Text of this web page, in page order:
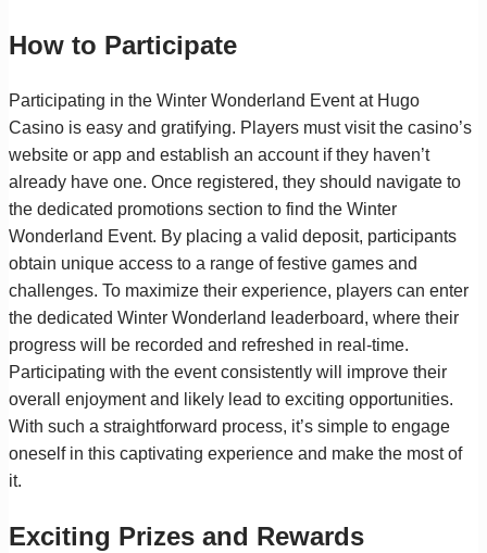
How to Participate
Participating in the Winter Wonderland Event at Hugo
Casino is easy and gratifying. Players must visit the casino’s
website or app and establish an account if they haven’t
already have one. Once registered, they should navigate to
the dedicated promotions section to find the Winter
Wonderland Event. By placing a valid deposit, participants
obtain unique access to a range of festive games and
challenges. To maximize their experience, players can enter
the dedicated Winter Wonderland leaderboard, where their
progress will be recorded and refreshed in real-time.
Participating with the event consistently will improve their
overall enjoyment and likely lead to exciting opportunities.
With such a straightforward process, it’s simple to engage
oneself in this captivating experience and make the most of
it.
Exciting Prizes and Rewards